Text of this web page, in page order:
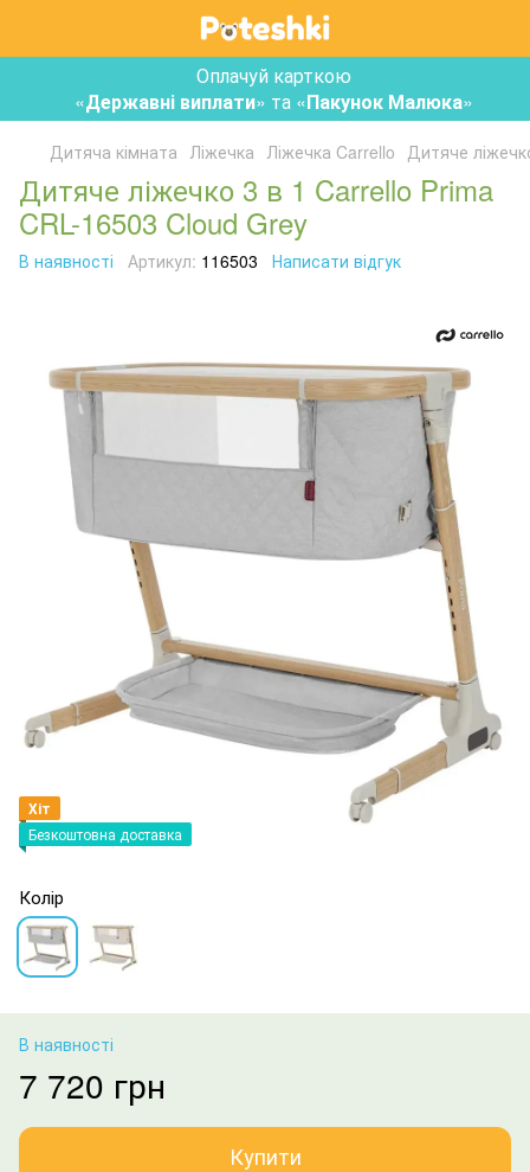
Оплачуй карткою
«Державні виплати» та «Пакунок Малюка»
Дитяча кімната Ліжечка Ліжечка Carrello Дитяче
Дитяче ліжечко 3 в 1 Carrello Prima
CRL-16503 Cloud Grey
В наявності Артикул: 116503 Написати відгук
Хіт
Безкоштовна доставка
Колір
В наявності
7 720 грн
Купити